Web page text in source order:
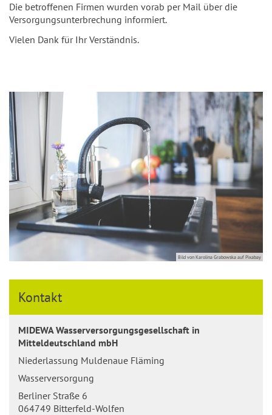
Die betroffenen Firmen wurden vorab per Mail über die
Versorgungsunterbrechung informiert.
Vielen Dank für Ihr Verständnis.
Bild von Karolina Grabowska auf Pixabay
Kontakt
MIDEWA Wasserversorgungsgesellschaft in
Mitteldeutschland mbH
Niederlassung Muldenaue Fläming
Wasserversorgung
Berliner Straße 6
064749 Bitterfeld-Wolfen